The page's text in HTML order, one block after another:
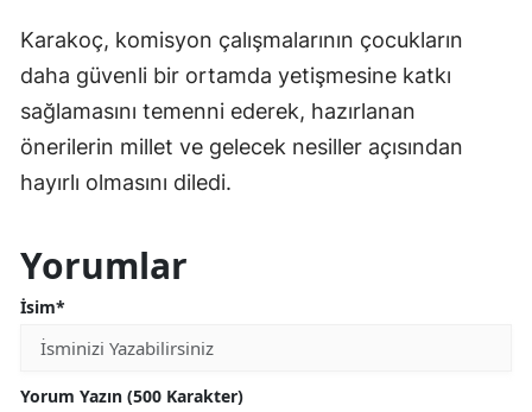
Karakoç, komisyon çalışmalarının çocukların
daha güvenli bir ortamda yetişmesine katkı
sağlamasını temenni ederek, hazırlanan
önerilerin millet ve gelecek nesiller açısından
hayırlı olmasını diledi.
Yorumlar
İsim*
Yorum Yazın (500 Karakter)